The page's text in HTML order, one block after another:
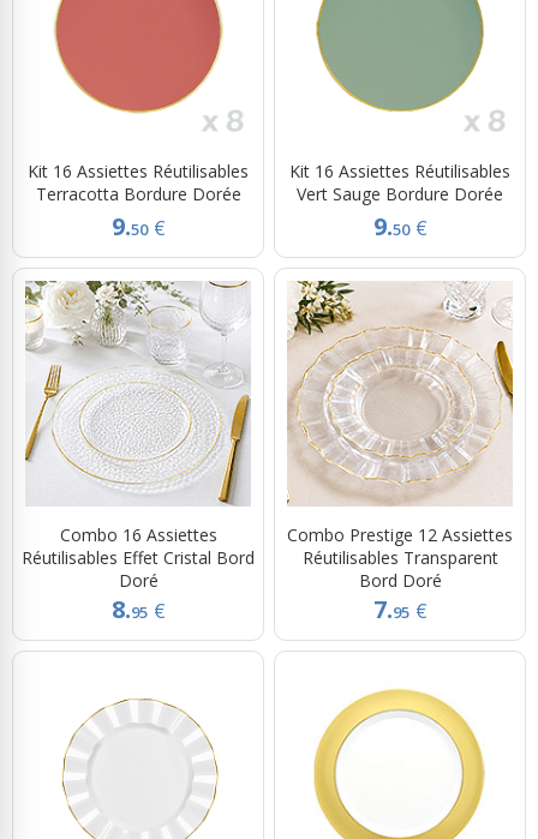
Kit 16 Assiettes Réutilisables
Terracotta Bordure Dorée
9.50 €
Kit 16 Assiettes Réutilisables
Vert Sauge Bordure Dorée
9.50 €
Combo 16 Assiettes
Réutilisables Effet Cristal Bord
Doré
8.95 €
Combo Prestige 12 Assiettes
Réutilisables Transparent
Bord Doré
7.95 €